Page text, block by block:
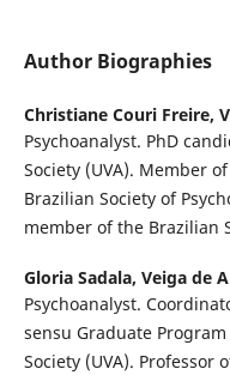
Author Biographies
Christiane Couri Freire,
Psychoanalyst. PhD
Society (UVA). Member
Brazilian Society of
member of the Brazilian
Gloria Sadala, Veiga de
Psychoanalyst.
sensu Graduate
Society (UVA). Professor